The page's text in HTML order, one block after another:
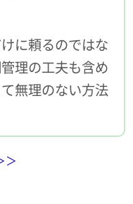
に頼るのではな
理の工夫も含め
無理のない方法
＞